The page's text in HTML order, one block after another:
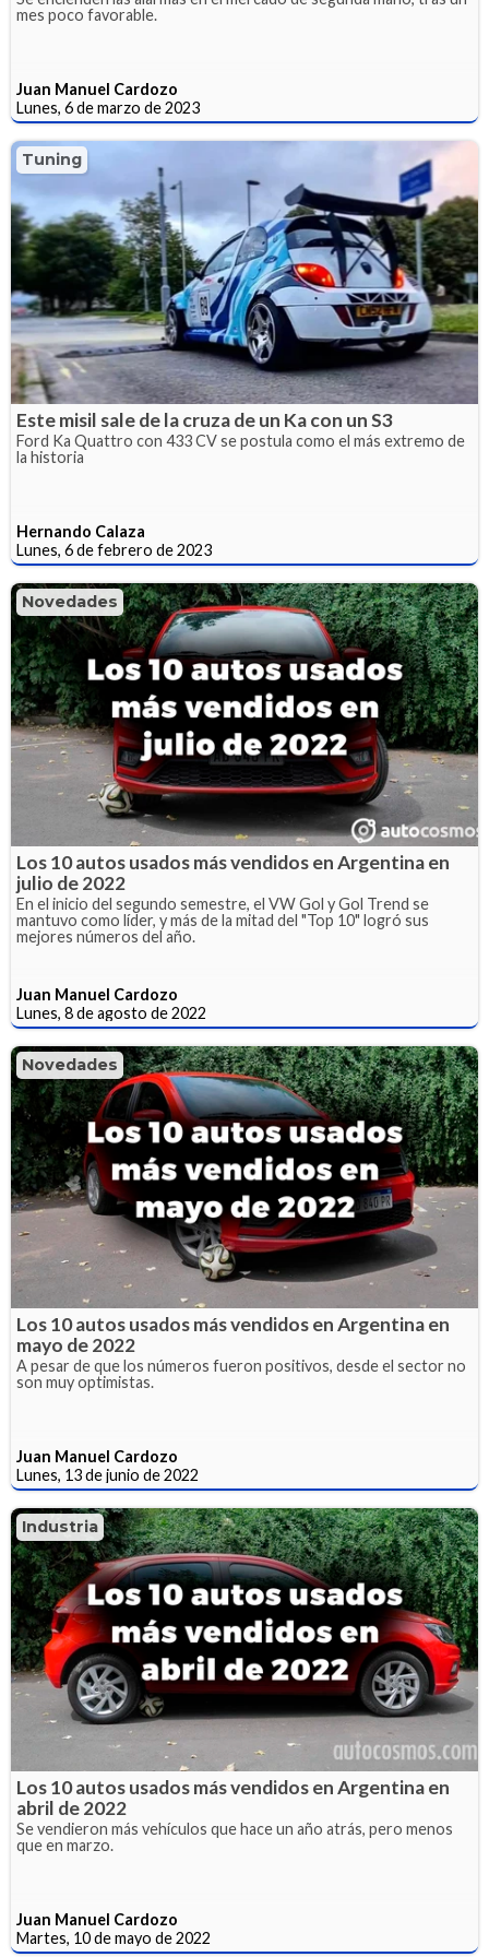
mes poco favorable.
Juan Manuel Cardozo
Lunes, 6 de marzo de 2023
Tuning
Este misil sale de la cruza de un Ka con un S3
Ford Ka Quattro con 433 CV se postula como el más extremo de
la historia
Hernando Calaza
Lunes, 6 de febrero de 2023
Novedades
Los 10 autos usados más vendidos en Argentina en
julio de 2022
En el inicio del segundo semestre, el VW Gol y Gol Trend se
mantuvo como líder, y más de la mitad del "Top 10" logró sus
mejores números del año.
Juan Manuel Cardozo
Lunes, 8 de agosto de 2022
Novedades
Los 10 autos usados más vendidos en Argentina en
mayo de 2022
A pesar de que los números fueron positivos, desde el sector no
son muy optimistas.
Juan Manuel Cardozo
Lunes, 13 de junio de 2022
Industria
Los 10 autos usados más vendidos en Argentina en
abril de 2022
Se vendieron más vehículos que hace un año atrás, pero menos
que en marzo.
Juan Manuel Cardozo
Martes, 10 de mayo de 2022